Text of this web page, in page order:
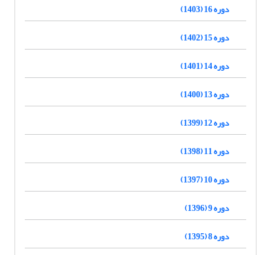
دوره 16 (1403)
دوره 15 (1402)
دوره 14 (1401)
دوره 13 (1400)
دوره 12 (1399)
دوره 11 (1398)
دوره 10 (1397)
دوره 9 (1396)
دوره 8 (1395)